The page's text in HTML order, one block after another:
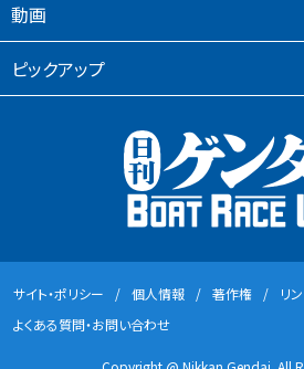
動画
ピックアップ
サイト・ポリシー 個⼈情報 著作権
リ
よくある質問・お問い合わせ